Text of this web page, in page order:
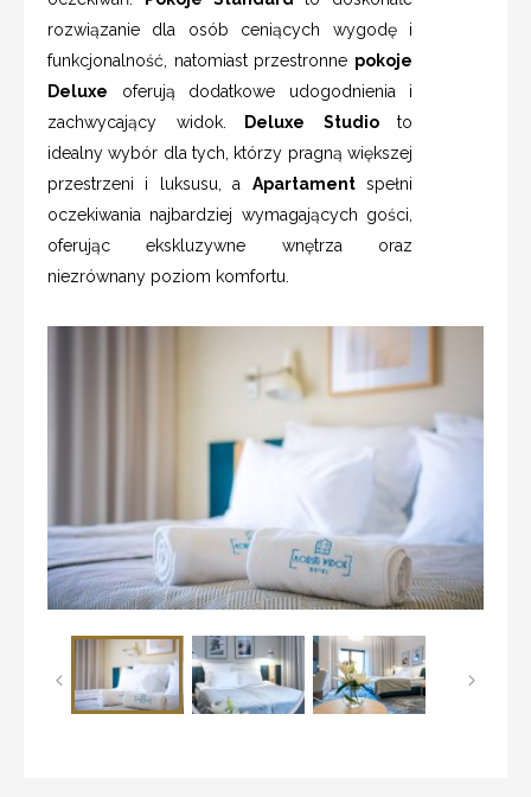
rozwiązanie dla osób ceniących wygodę i
funkcjonalność, natomiast przestronne pokoje
Deluxe oferują dodatkowe udogodnienia i
zachwycający widok.
Deluxe Studio to
idealny wybór dla tych, którzy pragną większej
przestrzeni i luksusu, a Apartamentspełni
oczekiwania najbardziej wymagających gości,
oferując ekskluzywne wnętrza oraz
niezrównany poziom komfortu.